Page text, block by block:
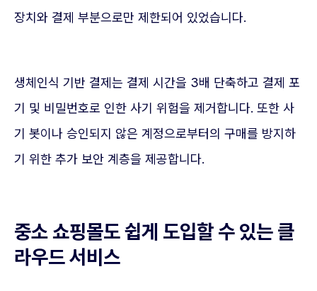
장치와 결제 부분으로만 제한되어 있었습니다.
생체인식 기반 결제는 결제 시간을 3배 단축하고 결제 포
기 및 비밀번호로 인한 사기 위험을 제거합니다. 또한 사
기 봇이나 승인되지 않은 계정으로부터의 구매를 방지하
기 위한 추가 보안 계층을 제공합니다.
중소 쇼핑몰도 쉽게 도입할 수 있는 클
라우드 서비스